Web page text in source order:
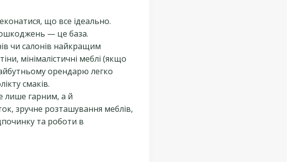
що все ідеально.
— це база.
чи салонів найкращим
мінімалістичні меблі (якщо
орендарю легко
смаків.
лише гарним, а й
зручне розташування меблів,
та роботи в